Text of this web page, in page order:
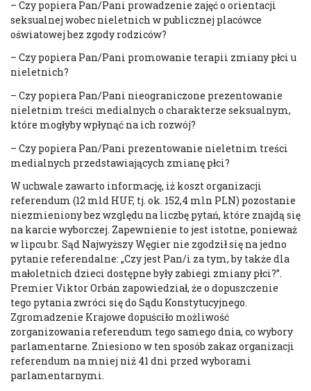
– Czy popiera Pan/Pani prowadzenie zajęć o orientacji
seksualnej wobec nieletnich w publicznej placówce
oświatowej bez zgody rodziców?
– Czy popiera Pan/Pani promowanie terapii zmiany płci u
nieletnich?
– Czy popiera Pan/Pani nieograniczone prezentowanie
nieletnim treści medialnych o charakterze seksualnym,
które mogłyby wpłynąć na ich rozwój?
– Czy popiera Pan/Pani prezentowanie nieletnim treści
medialnych przedstawiających zmianę płci?
W uchwale zawarto informację, iż koszt organizacji
referendum (12 mld HUF, tj. ok. 152,4 mln PLN) pozostanie
niezmieniony bez względu na liczbę pytań, które znajdą się
na karcie wyborczej. Zapewnienie to jest istotne, ponieważ
w lipcu br. Sąd Najwyższy Węgier nie zgodził się na jedno
pytanie referendalne: „Czy jest Pan/i za tym, by także dla
małoletnich dzieci dostępne były zabiegi zmiany płci?”.
Premier Viktor Orbán zapowiedział, że o dopuszczenie
tego pytania zwróci się do Sądu Konstytucyjnego.
Zgromadzenie Krajowe dopuściło możliwość
zorganizowania referendum tego samego dnia, co wybory
parlamentarne. Zniesiono w ten sposób zakaz organizacji
referendum na mniej niż 41 dni przed wyborami
parlamentarnymi.